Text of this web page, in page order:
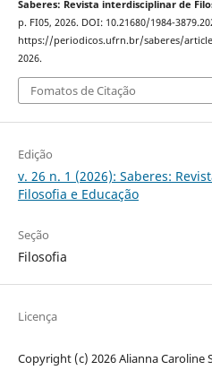
Saberes: Revista interdisciplinar de
p. FI05, 2026. DOI: 10.21680/1984-
https://periodicos.ufrn.br/saberes/
2026.
Fomatos de Citação
Edição
v. 26 n. 1 (2026): Saberes:
Filosofia e Educação
Seção
Filosofia
Licença
Copyright (c) 2026 Alianna Caroline